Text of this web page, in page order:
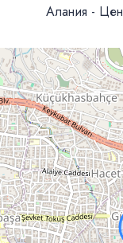
Алания -